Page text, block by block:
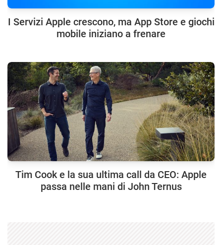
I Servizi Apple crescono, ma App Store e giochi
mobile iniziano a frenare
Tim Cook e la sua ultima call da CEO: Apple
passa nelle mani di John Ternus